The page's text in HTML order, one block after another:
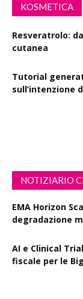
KOSMETICA
Resveratrolo:
cutanea
Tutorial
sull’intenzione
NOTIZIARIO
EMA Horizon
degradazione
AI e Clinical
fiscale per le